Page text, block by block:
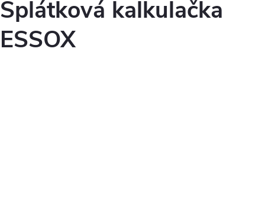
Splátková kalkulačka
ESSOX